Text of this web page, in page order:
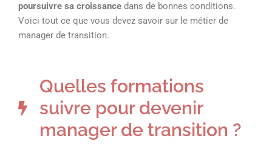
poursuivre sa croissance dans de bonnes conditions.
Voici tout ce que vous devez savoir sur le métier de
manager de transition.
Quelles formations
suivre pour devenir
manager de transition ?